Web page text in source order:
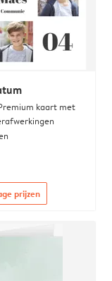
kaart met
prijzen